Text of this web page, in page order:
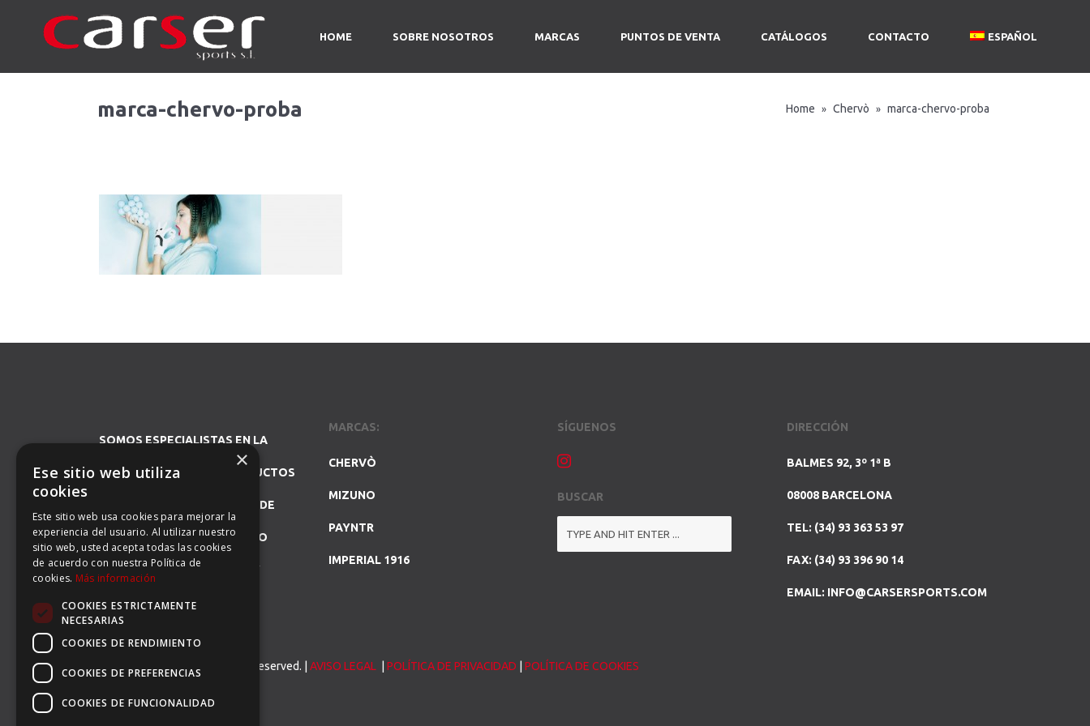
HOME SOBRE NOSOTROS MARCAS PUNTOS DE VENTA CATÁLOGOS CONTACTO ESPAÑOL
marca-chervo-proba Home » Chervò » marca-chervo-proba
SOMOS ESPECIALISTAS EN LA
REPRESENTACIÓN DE PRODUCTOS
DE GOLF Y DISTRIBUIDORES DE
MARCAS DE PRESTIGIO COMO
CHERVÒ, GFORE, GLOVE IT Y
MIZUNO.
MARCAS:
CHERVÒ
MIZUNO
PAYNTR
IMPERIAL 1916
SÍGUENOS
BUSCAR
DIRECCIÓN
BALMES 92, 3º 1ª B
08008 BARCELONA
TEL: (34) 93 363 53 97
FAX: (34) 93 396 90 14
EMAIL: INFO@CARSERSPORTS.COM
© Carser Sports S.L. All Rights Reserved. | AVISO LEGAL POLÍTICA DE PRIVACIDAD POLÍTICA DE COOKIES
×
Ese sitio web utiliza
cookies
Este sitio web usa cookies para mejorar la
experiencia del usuario. Al utilizar nuestro
sitio web, usted acepta todas las cookies
de acuerdo con nuestra Política de
cookies. Más información
COOKIES ESTRICTAMENTE
NECESARIAS
COOKIES DE RENDIMIENTO
COOKIES DE PREFERENCIAS
COOKIES DE FUNCIONALIDAD